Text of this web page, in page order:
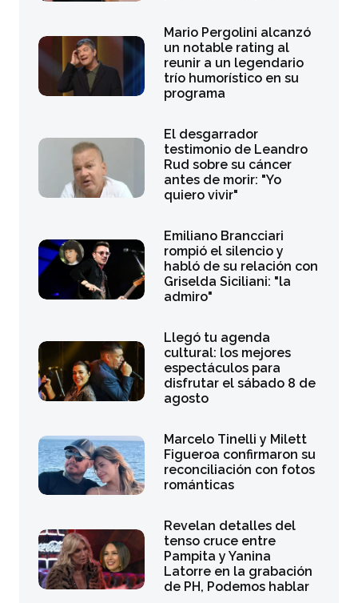
Mario Pergolini alcanzó
un notable rating al
reunir a un legendario
trío humorístico en su
programa
El desgarrador
testimonio de Leandro
Rud sobre su cáncer
antes de morir: "Yo
quiero vivir"
Emiliano Brancciari
rompió el silencio y
habló de su relación con
Griselda Siciliani: "la
admiro"
Llegó tu agenda
cultural: los mejores
espectáculos para
disfrutar el sábado 8 de
agosto
Marcelo Tinelli y Milett
Figueroa confirmaron su
reconciliación con fotos
románticas
Revelan detalles del
tenso cruce entre
Pampita y Yanina
Latorre en la grabación
de PH, Podemos hablar